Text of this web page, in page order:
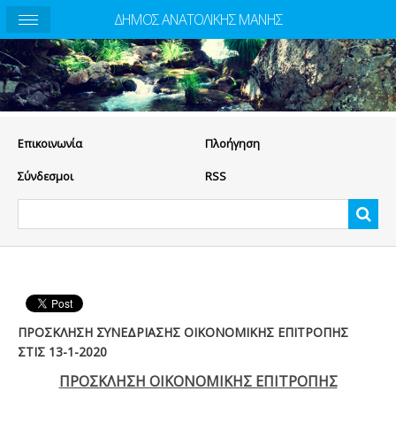
Eπικοινωνία Πλοήγηση
Σύνδεσμοι RSS
ΠΡΟΣΚΛΗΣΗ ΣΥΝΕΔΡΙΑΣΗΣ ΟΙΚΟΝΟΜΙΚΗΣ ΕΠΙΤΡΟΠΗΣ
ΣΤΙΣ 13-1-2020
ΠΡΟΣΚΛΗΣΗ ΟΙΚΟΝΟΜΙΚΗΣ ΕΠΙΤΡΟΠΗΣ
ΔΗΜΟΣ ΑΝΑΤΟΛΙΚΗΣ ΜΑΝΗΣ